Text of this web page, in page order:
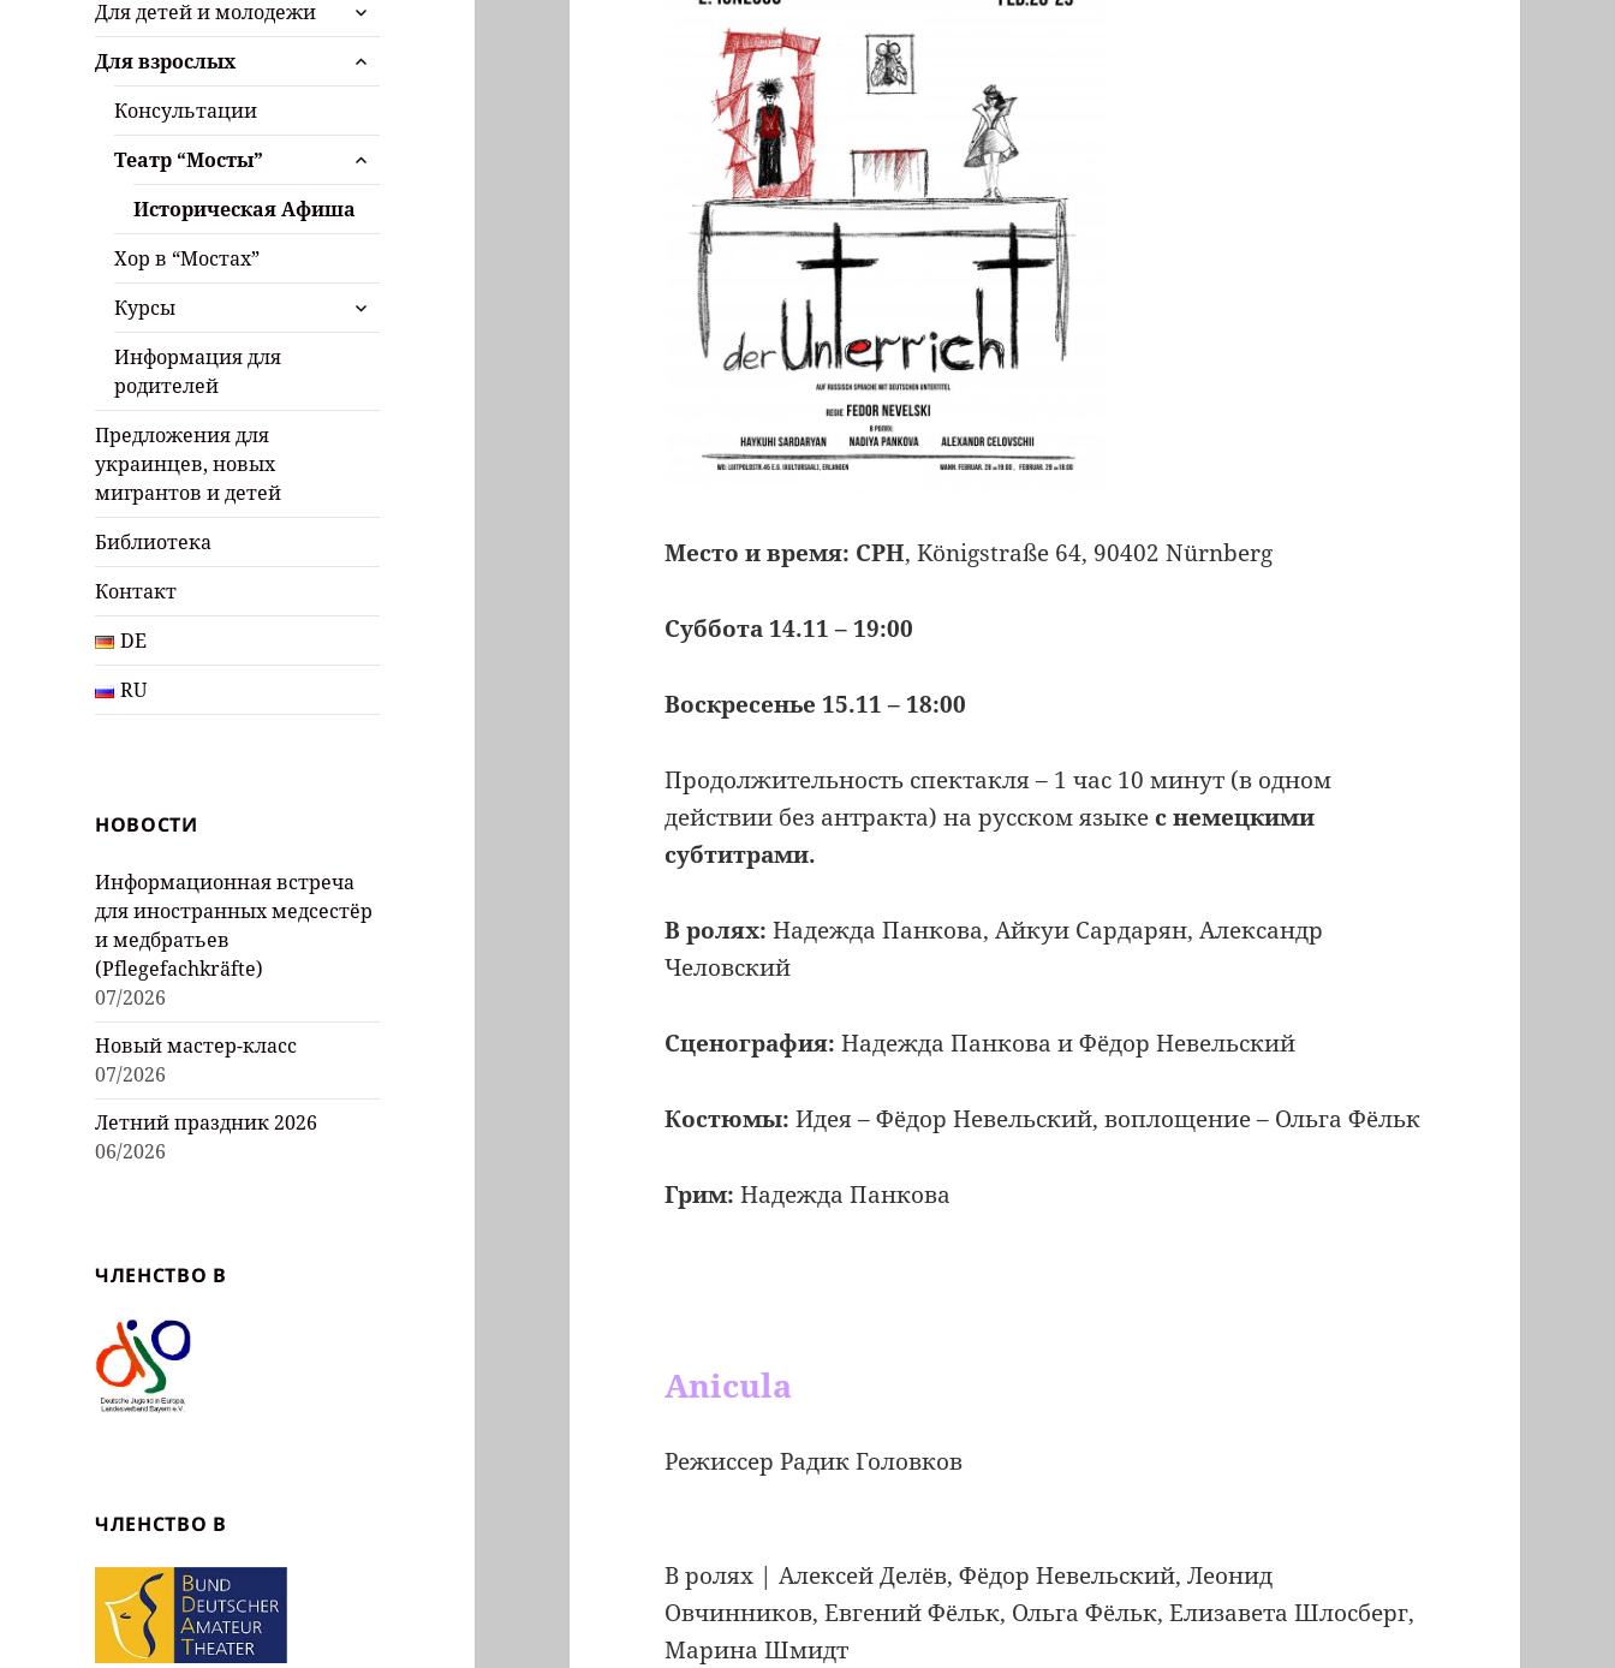
Для детей и молодежи
дочернее
меню
Для взрослых
раскрыть
дочернее
Консультации
Театр “Мосты”
раскрыть
дочернее
меню
Историческая Афиша
Хор в “Мостах”
Курсы
раскрыть
дочернее
Информация для
родителей
Предложения для
украинцев, новых
мигрантов и детей
Библиотека
Контакт
DE
RU
НОВОСТИ
Информационная встреча
для иностранных медсестёр
и медбратьев
(Pflegefachkräfte)
07/2026
Новый мастер-класс
07/2026
Летний праздник 2026
06/2026
ЧЛЕНСТВО В
ЧЛЕНСТВО В
Место и время: CPH, Königstraße 64, 90402 Nürnberg
Суббота 14.11 – 19:00
Воскресенье 15.11 – 18:00
Продолжительность спектакля – 1 час 10 минут (в одном
действии без антракта) на русском языке с немецкими
субтитрами.
В ролях: Надежда Панкова, Айкуи Сардарян, Александр
Человский
Сценография: Надежда Панкова и Фёдор Невельский
Костюмы: Идея – Фёдор Невельский, воплощение – Ольга Фёльк
Грим: Надежда Панкова
Anicula
Режиссер Радик Головков
В ролях | Алексей Делёв, Фёдор Невельский, Леонид
Овчинников, Евгений Фёльк, Ольга Фёльк, Елизавета Шлосберг,
Марина Шмидт